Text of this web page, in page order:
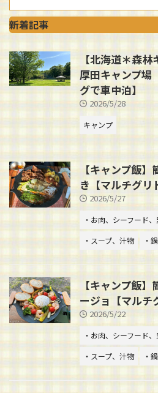
新着記事
【北海道＊森
厚田キャンプ場
グで車中泊】
2026/5/28
キャンプ
【キャンプ飯
き【マルチグリ
2026/5/27
・お肉、シーフード、
・スープ、汁物
・
【キャンプ飯
ージョ【マルチ
2026/5/22
・お肉、シーフード、
・スープ、汁物
・